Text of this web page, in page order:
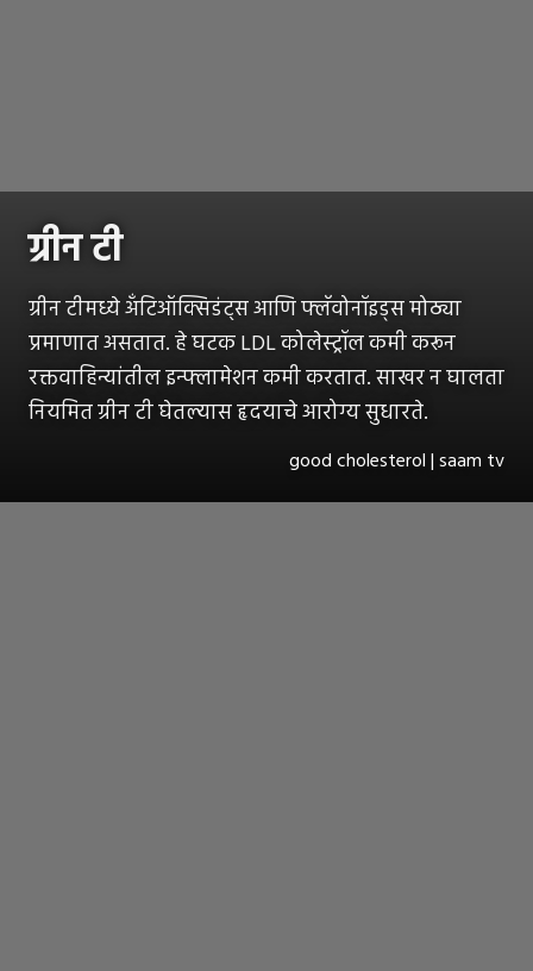
ग्रीन टी
ग्रीन टीमध्ये अँटिऑक्सिडंट्स आणि फ्लॅवोनॉइड्स मोठ्या
प्रमाणात असतात. हे घटक LDL कोलेस्ट्रॉल कमी करून
रक्तवाहिन्यांतील इन्फ्लामेशन कमी करतात. साखर न घालता
नियमित ग्रीन टी घेतल्यास हृदयाचे आरोग्य सुधारते.
good cholesterol | saam tv